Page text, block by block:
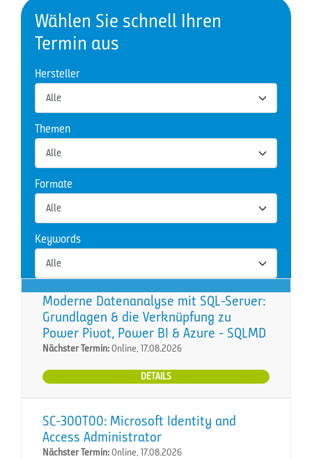
Wählen Sie schnell Ihren
Termin aus
Hersteller
Themen
Formate
Keywords
Moderne Datenanalyse mit SQL-Server:
Grundlagen & die Verknüpfung zu
Power Pivot, Power BI & Azure - SQLMD
Nächster Termin:Online, 17.08.2026
DETAILS
SC-300T00: Microsoft Identity and
Access Administrator
Nächster Termin:Online, 17.08.2026